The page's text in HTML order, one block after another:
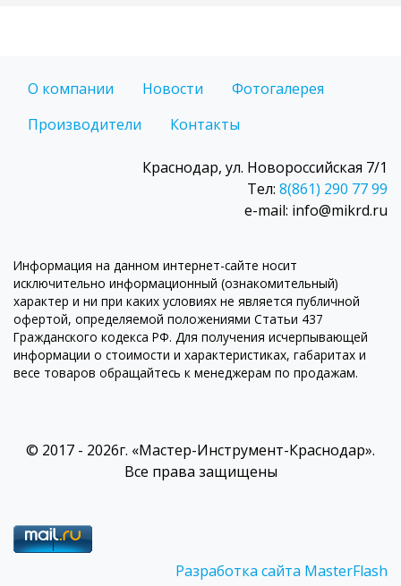
О компании Новости
Фотогалерея
Производители
Контакты
Краснодар, ул. Новороссийская 7/1
Тел: 8(861) 290 77 99
e-mail: info@mikrd.ru
Информация на данном интернет-сайте носит
исключительно информационный (ознакомительный)
характер и ни при каких условиях не является публичной
офертой, определяемой положениями Статьи 437
Гражданского кодекса РФ. Для получения исчерпывающей
информации о стоимости и характеристиках, габаритах и
весе товаров обращайтесь к менеджерам по продажам.
© 2017 - 2026г. «Мастер-Инструмент-Краснодар».
Все права защищены
Разработка сайта MasterFlash